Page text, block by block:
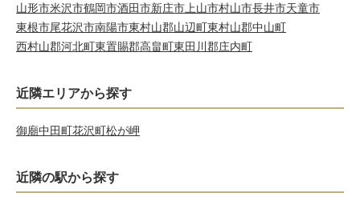
山形市米沢市鶴岡市酒田市新庄市 上山市村山市長井市天童市
東根市尾花沢市南陽市東村山郡山辺町東村山郡中山町
西村山郡河北町東置賜郡高畠町東田川郡庄内町
近隣エリアから探す
御廟中田町花沢町松が岬
近隣の駅から探す